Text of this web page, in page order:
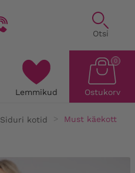
Otsi
Lemmikud Ostukorv
0
Siduri kotid
Must käekott